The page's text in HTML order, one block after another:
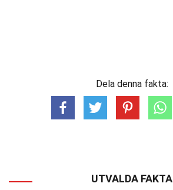
Dela denna fakta:
UTVALDA FAKTA